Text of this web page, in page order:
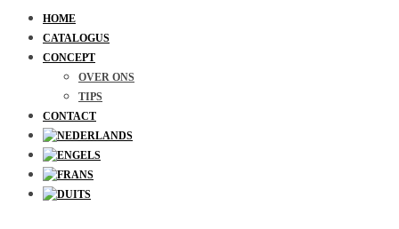
HOME
CATALOGUS
CONCEPT
OVER ONS
TIPS
CONTACT